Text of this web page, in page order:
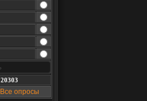
20303
Все опросы